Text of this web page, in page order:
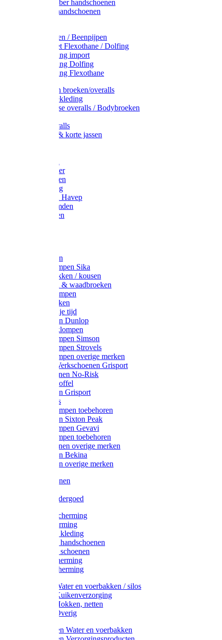
PVC / Rubber handschoenen
Katoenen handschoenen
Plukmouwen / Beenpijpen
Reparatieset Flexothane / Dolfing
Regenkleding import
Regenkleding Dolfing
Regenkleding Flexothane
Toebehoren broeken/overalls
Signalisatiekleding
Amerikaanse overalls / Bodybroeken
Kinderoveralls
Stofjassen & korte jassen
Bodywarmer
Werkbroeken
Zaagkleding
Werkjassen Havep
Thermohemden
Overhemden
Werksokken
Schoenklompen Sika
Thermo sokken / kousen
Lieslaarzen & waadbroeken
Houten klompen
Wandelsokken
Laarzen vrije tijd
Werklaarzen Dunlop
Kunststof klompen
Schoenklompen Simson
Schoenklompen Strovels
Schoenklompen overige merken
Wandel-/ Werkschoenen Grisport
Werkschoenen No-Risk
Klomppantoffel
Werklaarzen Grisport
Accessoires
Houten klompen toebehoren
Werklaarzen Sixton Peak
Schoenklompen Gevavi
Schoenklompen toebehoren
Werkschoenen overige merken
Werklaarzen Bekina
Werklaarzen overige merken
Handschoenen
Thermo ondergoed
Gehoorbescherming
Oogbescherming
Disposable kleding
Disposable handschoenen
Disposable schoenen
Mondbescherming
Hoofdbescherming
Pluimvee Water en voerbakken / silos
Pluimvee Kuikenverzorging
Pluimvee Hokken, netten
Pluimvee Overig
Knaagdieren Water en voerbakken